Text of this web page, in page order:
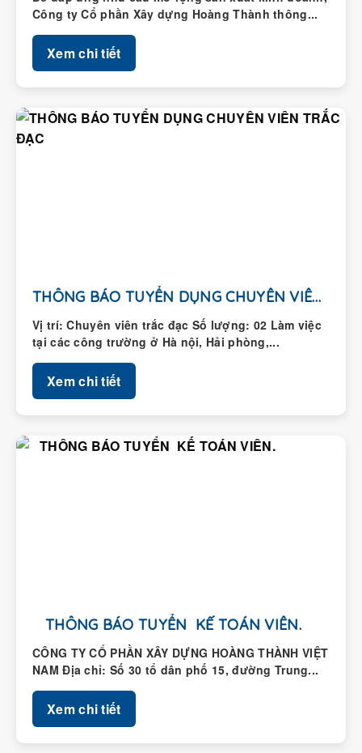
Công ty Cổ phần Xây dựng Hoàng Thành thông...
Xem chi tiết
THÔNG BÁO TUYỂN DỤNG CHUYÊN VIÊN TRẮC ĐẠC
Vị trí: Chuyên viên trắc đạc Số lượng: 02 Làm việc
tại các công trường ở Hà nội, Hải phòng,...
Xem chi tiết
THÔNG BÁO TUYỂN KẾ TOÁN VIÊN.
CÔNG TY CỔ PHẦN XÂY DỰNG HOÀNG THÀNH VIỆT
NAM Địa chỉ: Số 30 tổ dân phố 15, đường Trung...
Xem chi tiết